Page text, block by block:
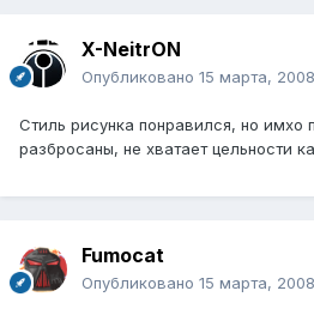
X-NeitrON
Опубликовано 15 марта, 2008
Стиль рисунка понравился, но имхо
разбросаны, не хватает цельности
Fumocat
Опубликовано 15 марта, 2008